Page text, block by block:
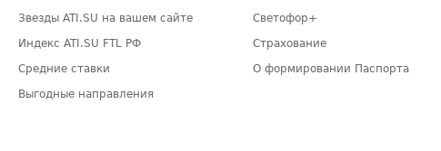
Звезды ATI.SU на вашем сайте
Индекс ATI.SU FTL РФ
Средние ставки
Выгодные направления
Светофор+
Страхование
О формировании Паспорта